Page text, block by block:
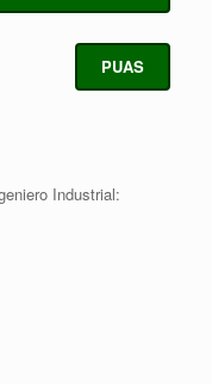
PUAS
Industrial: